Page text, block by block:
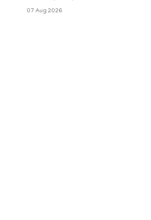
വരുമാനം പരിഗണിക്കാതെ എല്ലാ
07 Aug 2026